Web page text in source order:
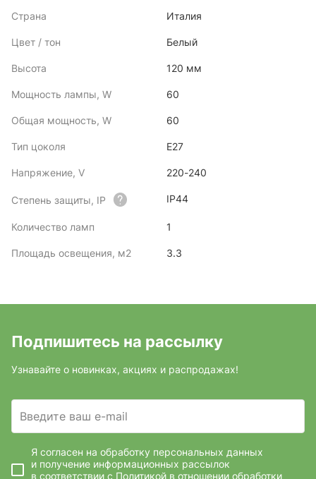
Страна Италия
Цвет / тон Белый
Высота 120 мм
Мощность лампы, W 60
Общая мощность, W 60
Тип цоколя E27
Напряжение, V 220-240
Степень защиты, IP IP44
Количество ламп 1
Площадь освещения, м2 3.3
Подпишитесь на рассылку
Узнавайте о новинках, акциях и распродажах!
Введите ваш e-mail
Я согласен на обработку персональных данных
и получение информационных рассылок
в соответствии с Политикой в отношении обработки